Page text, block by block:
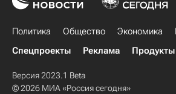
Политика Общество Экономика
Спецпроекты
Реклама
Версия 2023.1 Beta
© 2026 МИА «Россия сегодня»